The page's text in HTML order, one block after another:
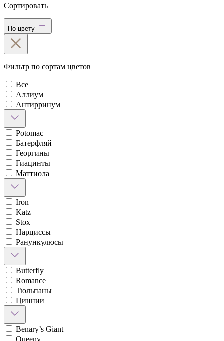
Сортировать
По цвету
Фильтр по сортам цветов
Все
Аллиум
Антирринум
Potomac
Батерфляй
Георгины
Гиацинты
Маттиола
Iron
Katz
Stox
Нарциссы
Ранункулюсы
Butterfly
Romance
Тюльпаны
Циннии
Benary’s Giant
Queeny